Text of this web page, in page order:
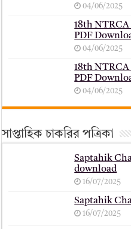
04/06/2025
18th NTRCA
PDF
04/06/2025
18th NTRCA
PDF
04/06/2025
সাপ্তাহিক চাকরির পত্রিকা
Saptahik
download
16/07/2025
Saptahik
16/07/2025